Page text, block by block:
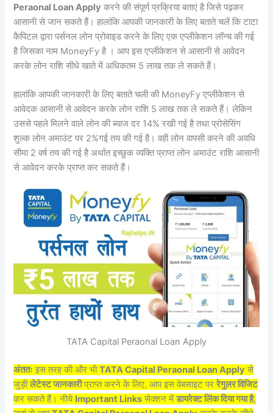
Peraonal Loan Apply करने की संपूर्ण प्रक्रिया बताएं है जिसे पढ़कर
आसानी से जान सकते हैं। हालांकि आपकी जानकारी के लिए बताते चलें कि टाटा
कैपिटल द्वारा पर्सनल लोन प्रोवाइड करने के लिए एक एप्लीकेशन लॉन्च की गई
है जिसका नाम MoneyFy है । आप इस एप्लीकेशन से आसानी से आवेदन
करके लोन राशि सीधे खाते में अधिकतम 5 लाख तक ले सकते हैं।
हालांकि आपकी जानकारी के लिए बताते चली की MoneyFy एप्लीकेशन से
आवेदक आसानी से आवेदन करके लोन राशि 5 लाख तक ले सकते हैं। लेकिन
उससे पहले मिलने वाले लोन की ब्याज दर 14% रखी गई है तथा प्रोसेसिंग
शुल्क लोन अमाउंट पर 2%गई तय की गई है। वही लोन वापसी करने की अवधि
सीमा 2 वर्ष तय की गई है अर्थात इच्छुक व्यक्ति प्राप्त लोन अमाउंट राशि आसानी
से आवेदन करके प्राप्त कर सकते हैं।
TATA Capital Peraonal Loan Apply
अंततः इस तरह की और भीTATA Capital Peraonal Loan Apply से
जुड़ीलेटेस्ट जानकारीप्राप्त करने के लिए, आप इस वेबसाइट पररेगुलर विजिट
कर सकते हैं। नीचे Important Links सेक्शन मेंडायरेक्ट लिंक दिया गया है,